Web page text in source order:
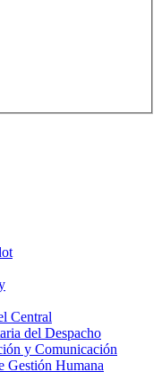
Central
del Despacho
y Comunicación
Gestión Humana